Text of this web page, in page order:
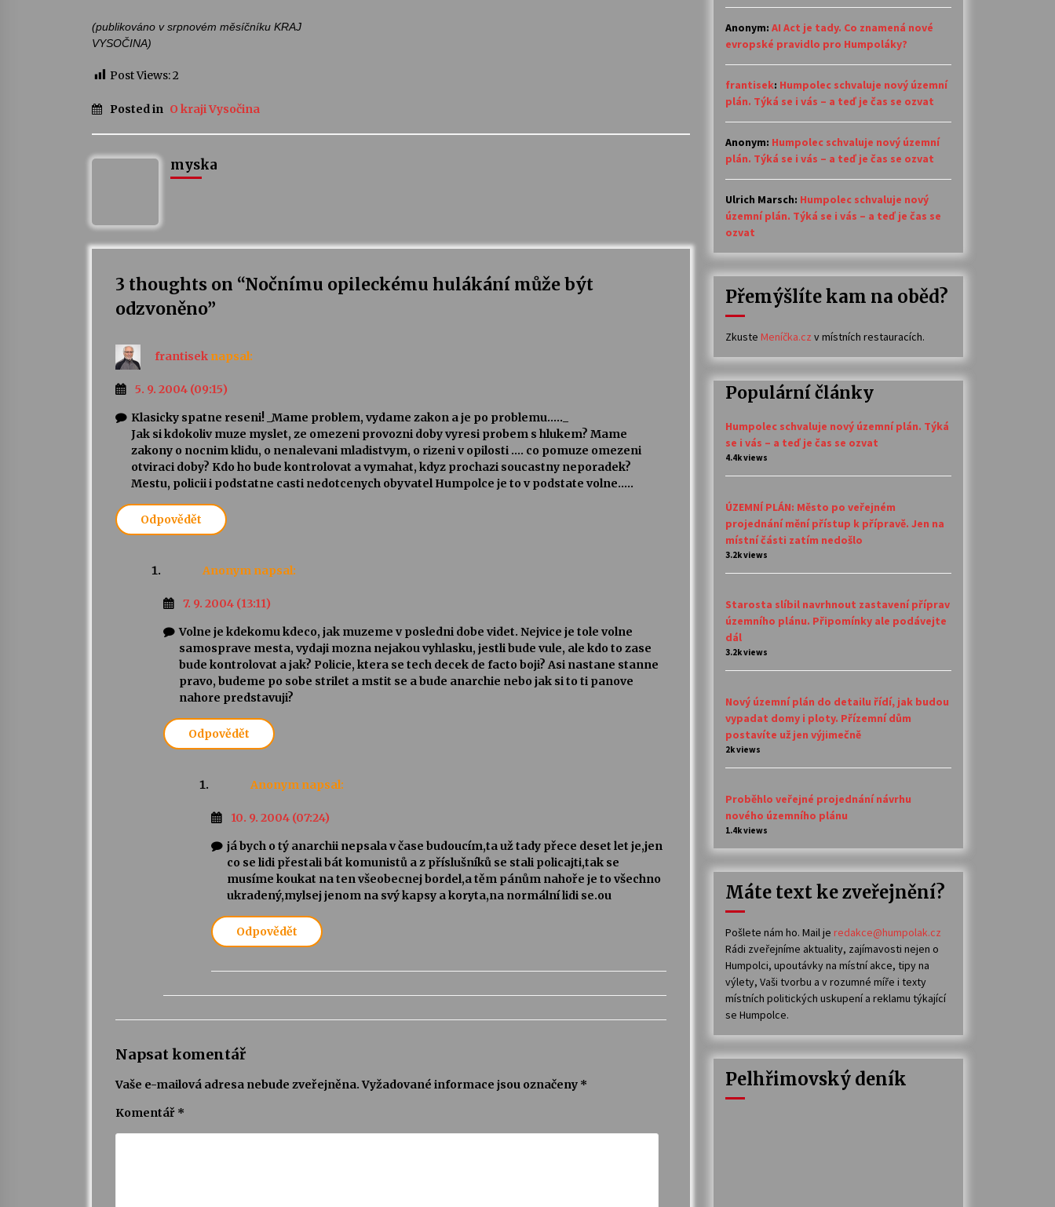
(publikováno v srpnovém měsíčníku KRAJ
VYSOČINA)
Post Views:2
Posted in O kraji Vysočina
myska
3 thoughts on “Nočnímu opileckému hulákání může být
odzvoněno”
frantisek napsal:
5. 9. 2004 (09:15)
Klasicky spatne reseni! _Mame problem, vydame zakon a je po problemu….._
Jak si kdokoliv muze myslet, ze omezeni provozni doby vyresi probem s hlukem? Mame
zakony o nocnim klidu, o nenalevani mladistvym, o rizeni v opilosti …. co pomuze omezeni
otviraci doby? Kdo ho bude kontrolovat a vymahat, kdyz prochazi soucastny neporadek?
Mestu, policii i podstatne casti nedotcenych obyvatel Humpolce je to v podstate volne…..
Odpovědět
Anonym napsal:
7. 9. 2004 (13:11)
Volne je kdekomu kdeco, jak muzeme v posledni dobe videt. Nejvice je tole volne
samosprave mesta, vydaji mozna nejakou vyhlasku, jestli bude vule, ale kdo to zase
bude kontrolovat a jak? Policie, ktera se tech decek de facto boji? Asi nastane stanne
pravo, budeme po sobe strilet a mstit se a bude anarchie nebo jak si to ti panove
nahore predstavuji?
Odpovědět
Anonym napsal:
10. 9. 2004 (07:24)
já bych o tý anarchii nepsala v čase budoucím,ta už tady přece deset let je,jen
co se lidi přestali bát komunistů a z příslušníků se stali policajti,tak se
musíme koukat na ten všeobecnej bordel,a těm pánům nahoře je to všechno
ukradený,mylsej jenom na svý kapsy a koryta,na normální lidi se.ou
Odpovědět
Napsat komentář
Vaše e-mailová adresa nebude zveřejněna. Vyžadované informace jsou označeny *
Komentář *
Anonym: AI Act je tady. Co znamená nové
evropské pravidlo pro Humpoláky?
frantisek: Humpolec schvaluje nový územní
plán. Týká se i vás – a teď je čas se ozvat
Anonym: Humpolec schvaluje nový územní
plán. Týká se i vás – a teď je čas se ozvat
Ulrich Marsch: Humpolec schvaluje nový
územní plán. Týká se i vás – a teď je čas se
ozvat
Přemýšlíte kam na oběd?
Zkuste Meníčka.cz v místních restauracích.
Populární články
Humpolec schvaluje nový územní plán. Týká
se i vás – a teď je čas se ozvat
4.4k views
ÚZEMNÍ PLÁN: Město po veřejném
projednání mění přístup k přípravě. Jen na
místní části zatím nedošlo
3.2k views
Starosta slíbil navrhnout zastavení příprav
územního plánu. Připomínky ale podávejte
dál
3.2k views
Nový územní plán do detailu řídí, jak budou
vypadat domy i ploty. Přízemní dům
postavíte už jen výjimečně
2k views
Proběhlo veřejné projednání návrhu
nového územního plánu
1.4k views
Máte text ke zveřejnění?
Pošlete nám ho. Mail je redakce@humpolak.cz
Rádi zveřejníme aktuality, zajímavosti nejen o
Humpolci, upoutávky na místní akce, tipy na
výlety, Vaši tvorbu a v rozumné míře i texty
místních politických uskupení a reklamu týkající
se Humpolce.
Pelhřimovský deník